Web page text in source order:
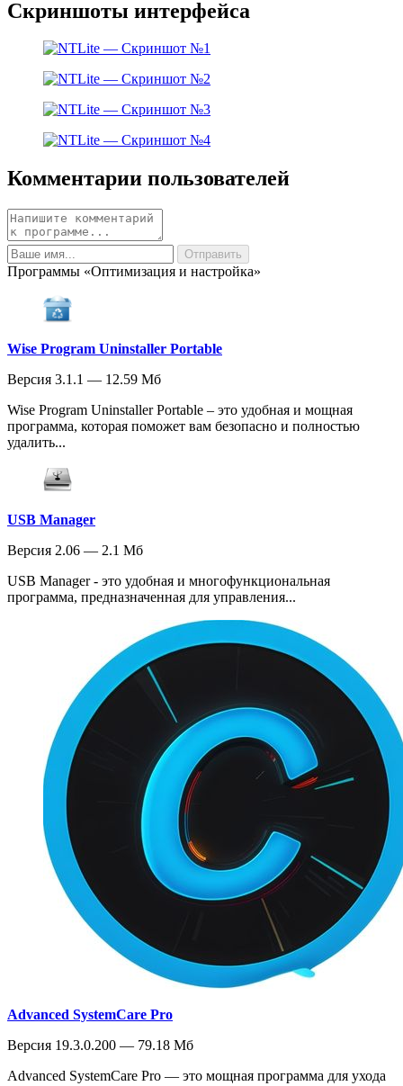
Скриншоты интерфейса
Комментарии пользователей
Программы «Оптимизация и настройка»
Wise Program Uninstaller Portable
Версия 3.1.1 — 12.59 Мб
Wise Program Uninstaller Portable – это удобная и мощная
программа, которая поможет вам безопасно и полностью
удалить...
USB Manager
Версия 2.06 — 2.1 Мб
USB Manager - это удобная и многофункциональная
программа, предназначенная для управления...
Advanced SystemCare Pro
Версия 19.3.0.200 — 79.18 Мб
Advanced SystemCare Pro — это мощная программа для ухода